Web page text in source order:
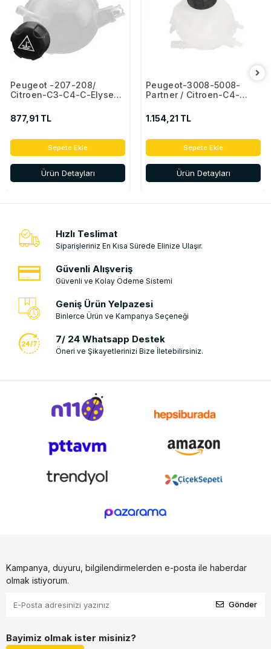
Peugeot -207-208/
Citroen-C3-C4-C-Elysee
Zafira-Vivaro Radyatör Ek
Deposu ( Kapakli )
877,91 TL
Sepete Ekle
Ürün Detayları
Peugeot-3008-5008-
Partner / Citroen-C4-
Deposu ( Kapakli ) Eski
Model 1323.X6
1.154,21 TL
Sepete Ekle
Ürün Detayları
Hızlı Teslimat
Siparişleriniz En Kısa Sürede Elinize Ulaşır.
Güvenli Alışveriş
Güvenli ve Kolay Ödeme Sistemi
Geniş Ürün Yelpazesi
Binlerce Ürün ve Kampanya Seçeneği
7/ 24 Whatsapp Destek
Öneri ve Şikayetlerinizi Bize İletebilirsiniz.
Kampanya, duyuru, bilgilendirmelerden e-posta ile haberdar
olmak istiyorum.
Gönder
Bayimiz olmak ister misiniz?